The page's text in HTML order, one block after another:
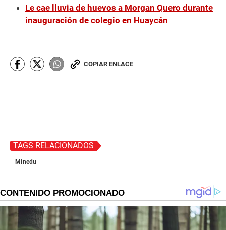
Le cae lluvia de huevos a Morgan Quero durante
inauguración de colegio en Huaycán
COPIAR ENLACE
TAGS RELACIONADOS
Minedu